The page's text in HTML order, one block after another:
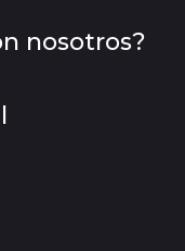
nosotros?